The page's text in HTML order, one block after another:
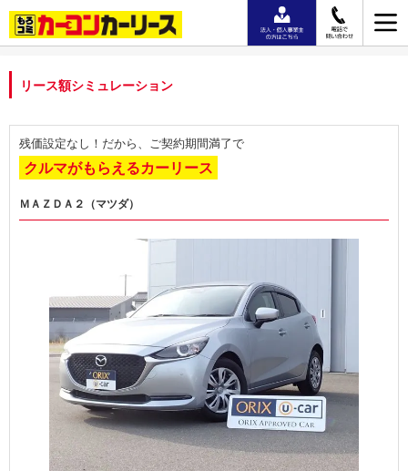
リース額シミュレーション
残価設定なし！だから、ご契約期間満了で
クルマがもらえるカーリース
ＭＡＺＤＡ２（マツダ）